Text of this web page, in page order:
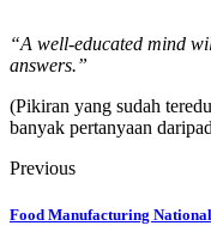
“A well-educated mind
answers.”
(Pikiran yang sudah
banyak pertanyaan
Previous
Food Manufacturing